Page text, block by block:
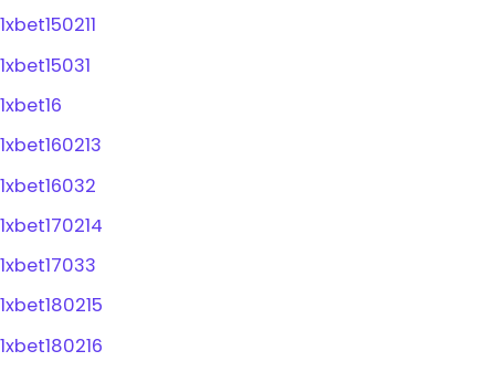
1xbet150211
1xbet15031
1xbet16
1xbet160213
1xbet16032
1xbet170214
1xbet17033
1xbet180215
1xbet180216